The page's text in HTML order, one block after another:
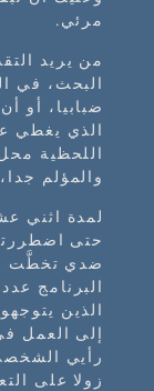
مرئي.
من يريد
البحث، في
ضبابيا، أو
الذي يغطي
اللحظية
والمؤلم
لمدة اثني
حتى
ضدي تخطَّت
البرنامج
الذين
إلى العمل
رأيي
زولا على